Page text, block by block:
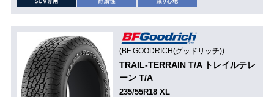
(BF GOODRICH(グッドリッチ))
TRAIL-TERRAIN T/A トレイルテレ
ーン T/A
235/55R18 XL